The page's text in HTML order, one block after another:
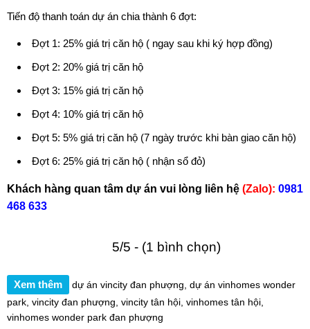
Tiến độ thanh toán dự án chia thành 6 đợt:
Đợt 1: 25% giá trị căn hộ ( ngay sau khi ký hợp đồng)
Đợt 2: 20% giá trị căn hộ
Đợt 3: 15% giá trị căn hộ
Đợt 4: 10% giá trị căn hộ
Đợt 5: 5% giá trị căn hộ (7 ngày trước khi bàn giao căn hộ)
Đợt 6: 25% giá trị căn hộ ( nhận sổ đỏ)
Khách hàng quan tâm dự án vui lòng liên hệ (Zalo): 0981
468 633
5/5 - (1 bình chọn)
Xem thêm dự án vincity đan phượng dự án vinhomes wonder
park vincity đan phượng vincity tân hội vinhomes tân hội
vinhomes wonder park đan phượng